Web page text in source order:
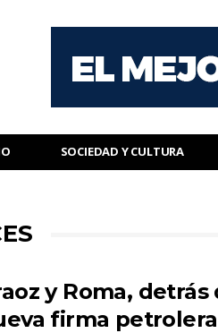
SOCIEDAD Y CULTURA
y Roma, detrás
firma